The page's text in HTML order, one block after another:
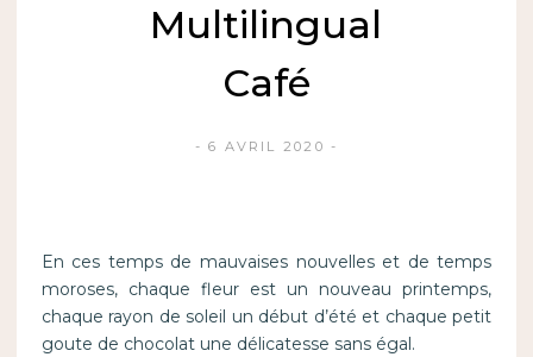
Multilingual
Café
6 AVRIL 2020
En ces temps de mauvaises nouvelles et de temps
moroses, chaque fleur est un nouveau printemps,
chaque rayon de soleil un début d’été et chaque petit
goute de chocolat une délicatesse sans égal.